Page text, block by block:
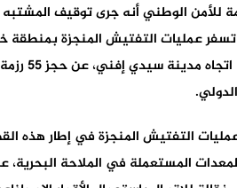
للأمن الوطني أنه جرى توقيف
عمليات التفتيش المنجزة بمنطقة
التفتيش المنجزة في إطار هذه